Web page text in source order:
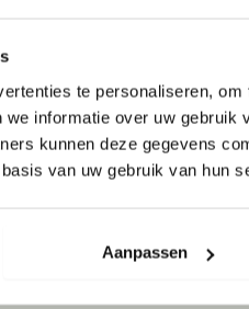
te personaliseren,
informatie over uw
kunnen deze gegevens
van uw gebruik van hun
Aanpassen